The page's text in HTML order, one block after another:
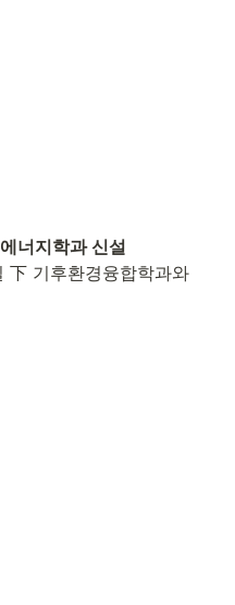
너지학과 신설
下 기후환경융합학과와